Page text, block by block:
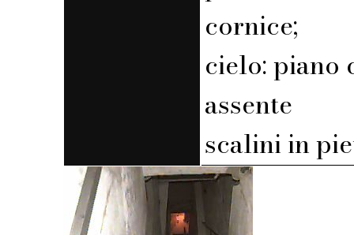
cornice;
cielo: piano
assente
scalini in